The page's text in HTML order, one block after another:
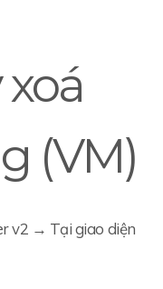
(VM)
v2 → Tại giao diện